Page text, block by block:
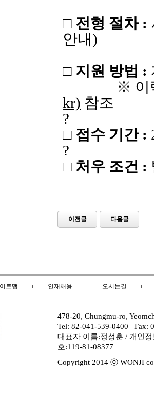
□ 전형 절차:
안내)
□ 지원 방법 :
※ 이
kr) 참조
?
□ 접수 기간:
?
□ 처우 조건 :
이전글 다음글
트맵 인재채용 오시는길
478-20, Chungmu-ro,
Tel: 82-041-539-0400 Fax:
대표자 이름:정성훈 / 개인
호:119-81-08377
Copyright 2014 ⓒ WONJI